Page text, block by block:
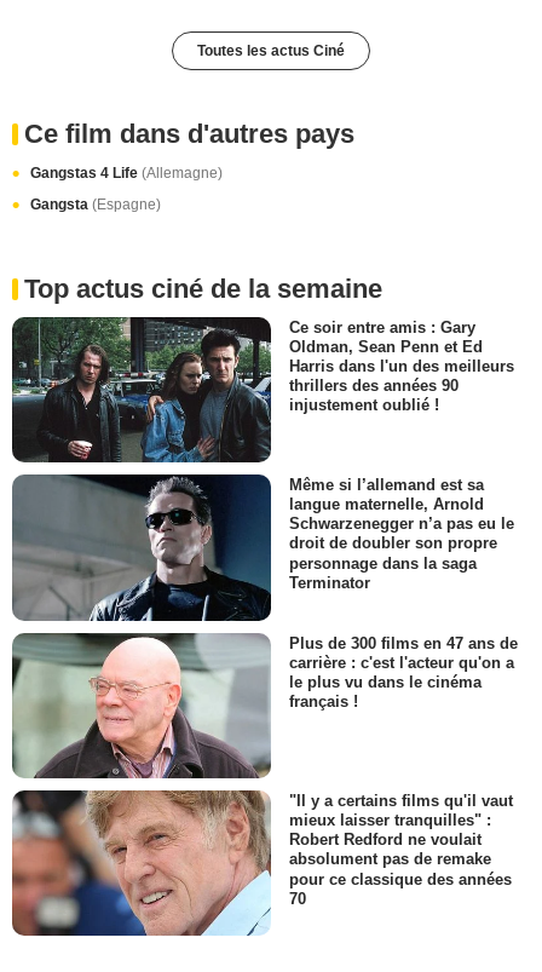
Toutes les actus Ciné
Ce film dans d'autres pays
Gangstas 4 Life (Allemagne)
Gangsta (Espagne)
Top actus ciné de la semaine
Ce soir entre amis : Gary
Oldman, Sean Penn et Ed
Harris dans l'un des meilleurs
thrillers des années 90
injustement oublié !
Même si l’allemand est sa
langue maternelle, Arnold
Schwarzenegger n’a pas eu le
droit de doubler son propre
personnage dans la saga
Terminator
Plus de 300 films en 47 ans de
carrière : c'est l'acteur qu'on a
le plus vu dans le cinéma
français !
"Il y a certains films qu'il vaut
mieux laisser tranquilles" :
Robert Redford ne voulait
absolument pas de remake
pour ce classique des années
70